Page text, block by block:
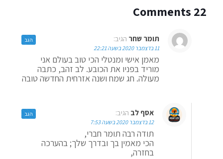
22 Comments
תומר שחר הגיב:
11 בדצמבר 2020 בשעה 22:21
מאמן אישי ומנטלי הכי טוב בעולם אני
מוריד בפניו את הכובע. לב זהב, כתבה
מעולה. חג שמח ושנה אזרחית החדשה טובה
הגב
אסף לב הגיב:
12 בדצמבר 2020 בשעה 7:53
תודה רבה תומר חברי,
הכי מאמין בך ובדרך שלך; בהערכה
בחזרה,
הגב